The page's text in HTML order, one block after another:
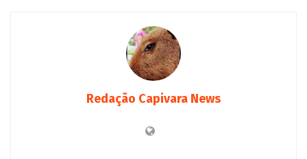
Redação Capivara News